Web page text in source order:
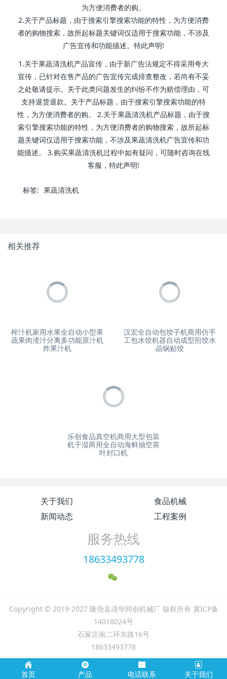
为方便消费者的购。
2.关于产品标题，由于搜索引擎搜索功能的特性，为方便消费
者的购物搜索，故所起标题关键词仅适用于搜索功能，不涉及
广告宜传和功能描述。特此声明!
1.关于果蔬清洗机产品宣传，由于新广告法规定不得采用夸大
宣传，已针对在售产品的广告宜传完成排查整改，若尚有不妥
之处敬请提示。关于此类问题发生的纠纷不作为赔偿理由，可
支持退货退款。关于产品标题，由于搜索引擎搜索功能的特
性，为方便消费者的购。 2.关于果蔬清洗机产品标题，由于搜
索引擎搜索功能的特性，为方便消费者的购物搜索，故所起标
题关键词仅适用于搜索功能，不涉及果蔬清洗机广告宜传和功
能描述。 3.购买果蔬清洗机过程中如有疑问，可随时咨询在线
客服，特此声明!
标签: 果蔬清洗机
相关推荐
榨汁机家用水果全自动小型果
蔬果肉渣汁分离多功能原汁机
炸果汁机
汉宏全自动包饺子机商用仿手
工包水饺机器自动成型煎饺水
晶锅贴饺
乐创食品真空机商用大型包装
机干湿两用全自动海鲜抽空茶
叶封口机
关于我们
食品机械
新闻动态
工程案例
服务热线
18633493778
Copyright © 2019-2027 隆尧县清华同创机械厂 版权所有 冀ICP备
14018024号
石家庄南二环东路16号
18633493778
首页 产品 电话联系 关于我们